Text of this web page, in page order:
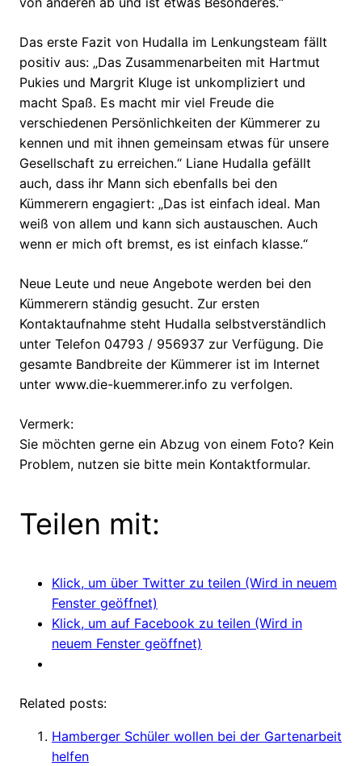
Das erste Fazit von Hudalla im Lenkungsteam fällt
positiv aus: „Das Zusammenarbeiten mit Hartmut
Pukies und Margrit Kluge ist unkompliziert und
macht Spaß. Es macht mir viel Freude die
verschiedenen Persönlichkeiten der Kümmerer zu
kennen und mit ihnen gemeinsam etwas für unsere
Gesellschaft zu erreichen.“ Liane Hudalla gefällt
auch, dass ihr Mann sich ebenfalls bei den
Kümmerern engagiert: „Das ist einfach ideal. Man
weiß von allem und kann sich austauschen. Auch
wenn er mich oft bremst, es ist einfach klasse.“
Neue Leute und neue Angebote werden bei den
Kümmerern ständig gesucht. Zur ersten
Kontaktaufnahme steht Hudalla selbstverständlich
unter Telefon 04793 / 956937 zur Verfügung. Die
gesamte Bandbreite der Kümmerer ist im Internet
unter www.die-kuemmerer.info zu verfolgen.
Vermerk:
Sie möchten gerne ein Abzug von einem Foto? Kein
Problem, nutzen sie bitte mein Kontaktformular.
Teilen mit:
Klick, um über Twitter zu teilen (Wird in neuem
Fenster geöffnet)
Klick, um auf Facebook zu teilen (Wird in
neuem Fenster geöffnet)
Related posts:
Hamberger Schüler wollen bei der Gartenarbeit
helfen